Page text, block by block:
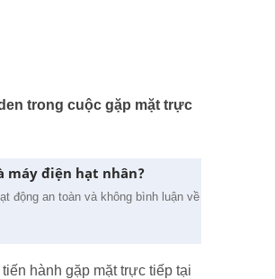
trong cuộc gặp mặt trực
máy điện hạt nhân?
động an toàn và không bình luận về
hành gặp mặt trực tiếp tại